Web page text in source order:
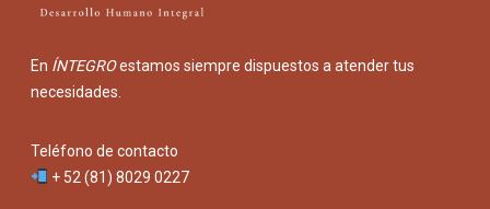
En ÍNTEGROestamos siempre dispuestos a atender tus
necesidades.
Teléfono de contacto
+ 52 (81) 8029 0227